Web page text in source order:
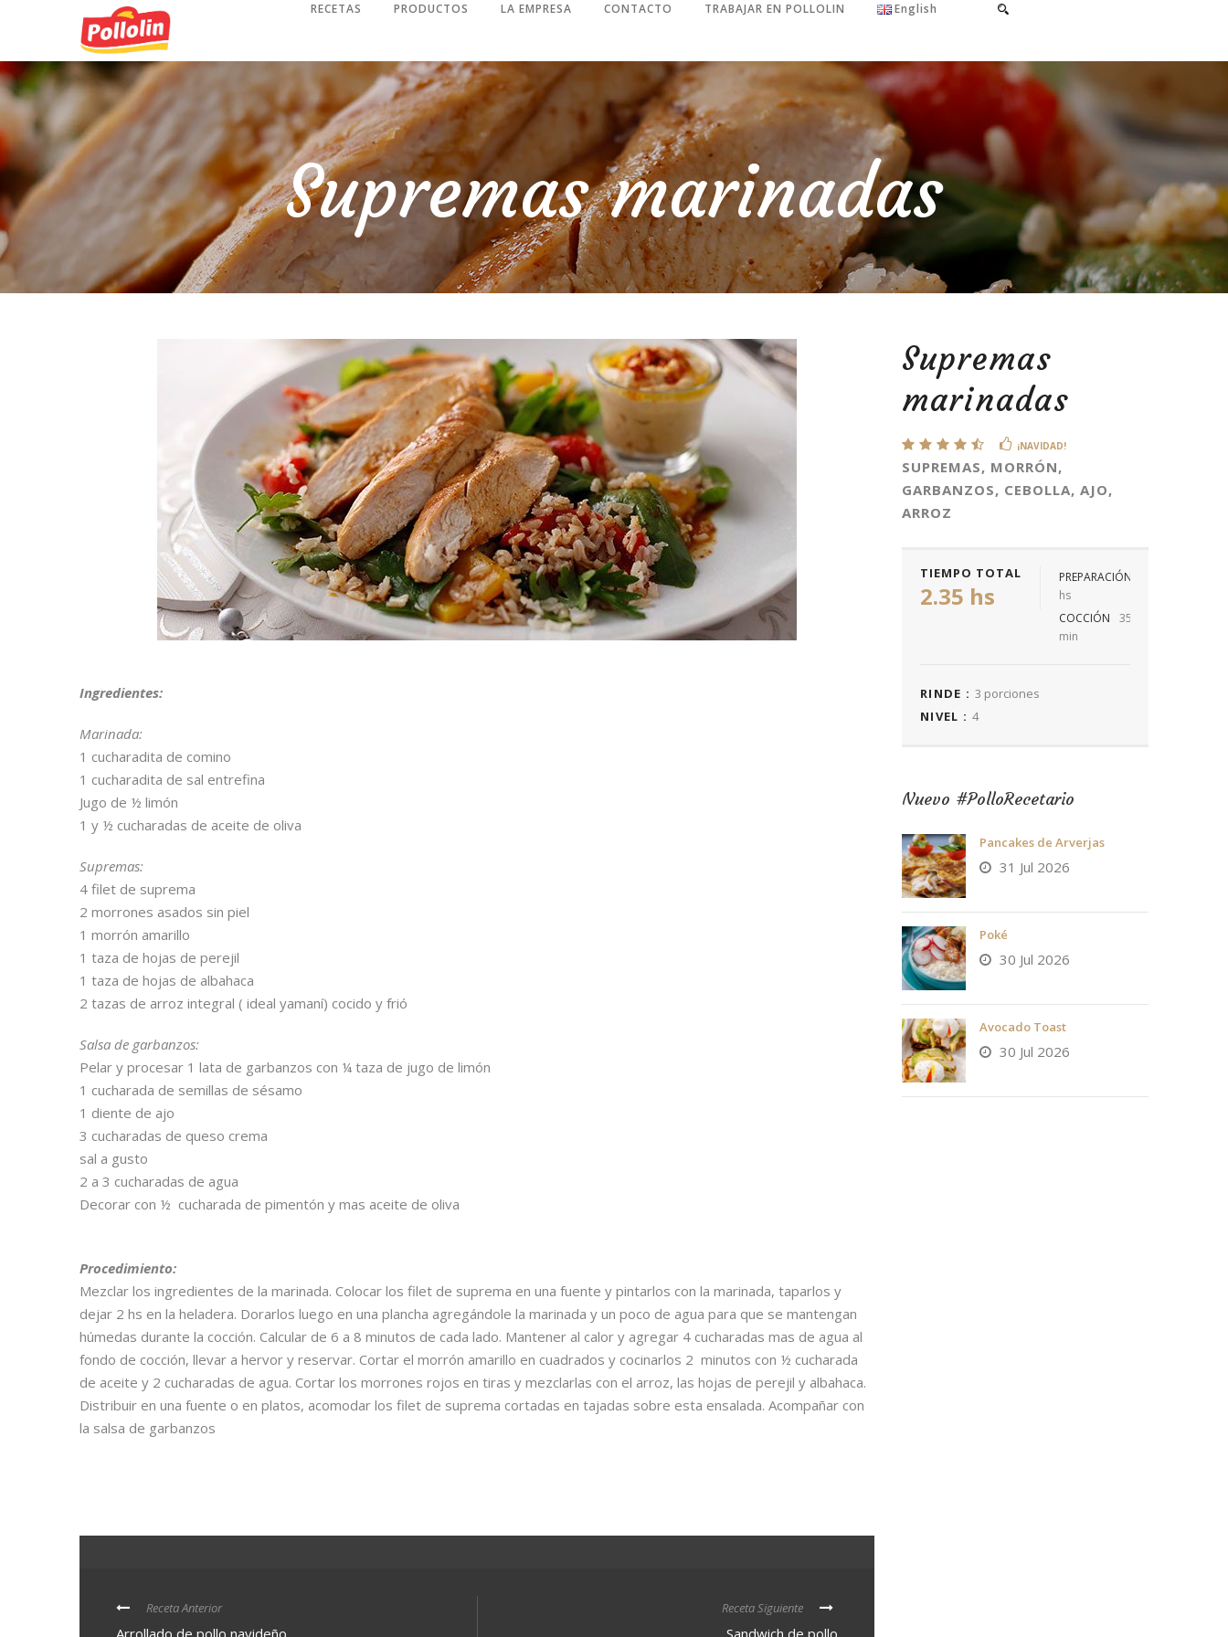
RECETAS PRODUCTOS LA EMPRESA CONTACTO TRABAJAR EN POLLOLIN English
Supremas marinadas
Supremas
marinadas
¡NAVIDAD!
SUPREMAS, MORRÓN,
GARBANZOS, CEBOLLA, AJO,
ARROZ
TIEMPO TOTAL
2.35 hs
PREPARACIÓN
hs
COCCIÓN
35
min
RINDE : 3 porciones
NIVEL : 4
Nuevo #PolloRecetario
Pancakes de Arverjas
31 Jul 2026
Poké
30 Jul 2026
Avocado Toast
30 Jul 2026
Ingredientes:
Marinada:
1 cucharadita de comino
1 cucharadita de sal entrefina
Jugo de ½ limón
1 y ½ cucharadas de aceite de oliva
Supremas:
4 filet de suprema
2 morrones asados sin piel
1 morrón amarillo
1 taza de hojas de perejil
1 taza de hojas de albahaca
2 tazas de arroz integral ( ideal yamaní) cocido y frió
Salsa de garbanzos:
Pelar y procesar 1 lata de garbanzos con ¼ taza de jugo de limón
1 cucharada de semillas de sésamo
1 diente de ajo
3 cucharadas de queso crema
sal a gusto
2 a 3 cucharadas de agua
Decorar con ½ cucharada de pimentón y mas aceite de oliva
Procedimiento:
Mezclar los ingredientes de la marinada. Colocar los filet de suprema en una fuente y pintarlos con la marinada, taparlos y
dejar 2 hs en la heladera. Dorarlos luego en una plancha agregándole la marinada y un poco de agua para que se mantengan
húmedas durante la cocción. Calcular de 6 a 8 minutos de cada lado. Mantener al calor y agregar 4 cucharadas mas de agua al
fondo de cocción, llevar a hervor y reservar. Cortar el morrón amarillo en cuadrados y cocinarlos 2 minutos con ½ cucharada
de aceite y 2 cucharadas de agua. Cortar los morrones rojos en tiras y mezclarlas con el arroz, las hojas de perejil y albahaca.
Distribuir en una fuente o en platos, acomodar los filet de suprema cortadas en tajadas sobre esta ensalada. Acompañar con
la salsa de garbanzos
Receta Anterior
Arrollado de pollo navideño
Receta Siguiente
Sandwich de pollo